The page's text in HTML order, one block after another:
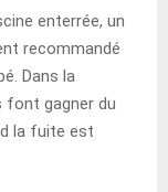
enterrée, un
recommandé
Dans la
font gagner du
la fuite est